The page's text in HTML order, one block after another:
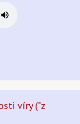
víry ("z